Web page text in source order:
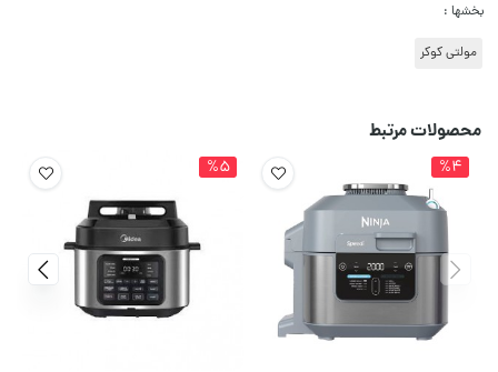
بخشها :
مولتی کوکر
محصولات مرتبط
%4
%5